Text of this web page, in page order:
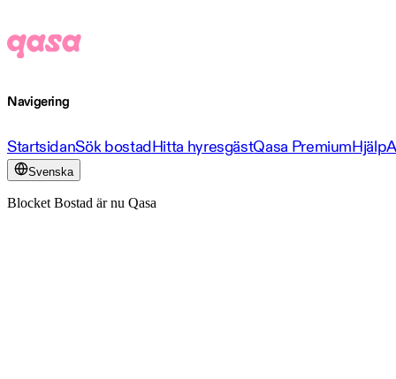
Navigering
StartsidanSök bostadHitta hyresgästQasa PremiumHjälp
Svenska
Blocket Bostad är nu Qasa